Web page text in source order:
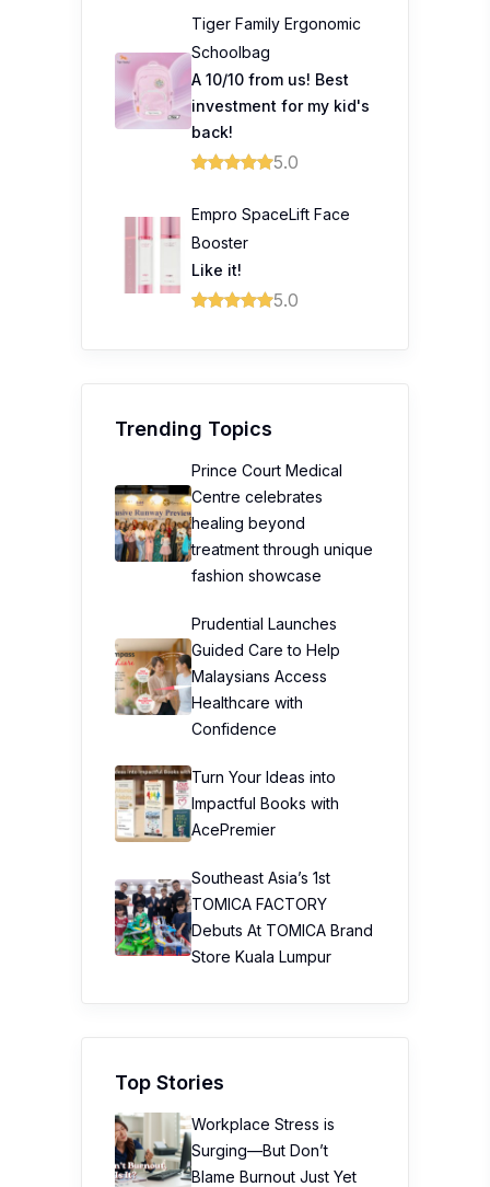
Tiger Family Ergonomic
Schoolbag
A 10/10 from us! Best
investment for my kid's
back!
5.0
Empro SpaceLift Face
Booster
Like it!
5.0
Trending Topics
Prince Court Medical
Centre celebrates
healing beyond
treatment through unique
fashion showcase
Prudential Launches
Guided Care to Help
Malaysians Access
Healthcare with
Confidence
Turn Your Ideas into
Impactful Books with
AcePremier
Southeast Asia’s 1st
TOMICA FACTORY
Debuts At TOMICA Brand
Store Kuala Lumpur
Top Stories
Workplace Stress is
Surging—But Don’t
Blame Burnout Just Yet